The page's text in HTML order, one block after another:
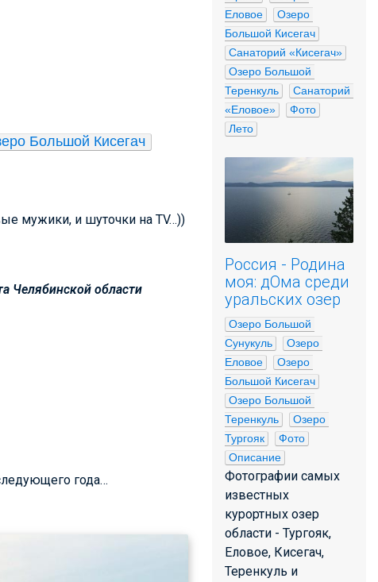
Большой Кисегач
мужики, и шуточки на TV…))
Челябинской области
года…
Еловое
Озеро
Большой Кисегач
Санаторий «Кисегач»
Озеро Большой
Теренкуль
Санаторий
«Еловое»
Фото
Лето
Россия - Родина
моя: дОма среди
уральских озер
Озеро Большой
Сунукуль
Озеро
Еловое
Озеро
Большой Кисегач
Озеро Большой
Теренкуль
Озеро
Тургояк
Фото
Описание
Фотографии самых
известных
курортных озер
области - Тургояк,
Еловое, Кисегач,
Теренкуль и